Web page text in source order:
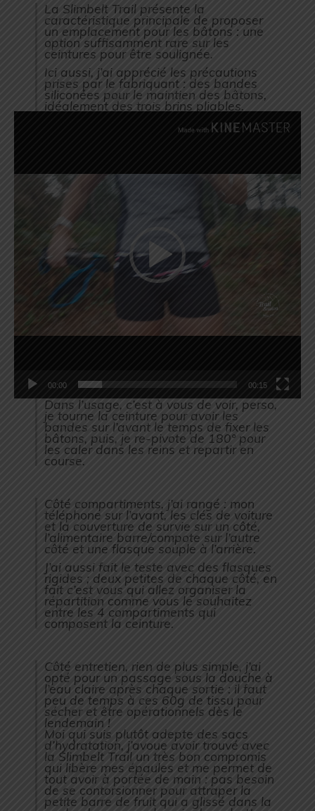
La Slimbelt Trail présente la
caractéristique principale de proposer
un emplacement pour les bâtons : une
option suffisamment rare sur les
ceintures pour être soulignée.
Ici aussi, j’ai apprécié les précautions
prises par le fabriquant : des bandes
siliconées pour le maintien des bâtons,
idéalement des trois brins pliables.
00:00 00:15
Dans l’usage, c’est à vous de voir, perso,
je tourne la ceinture pour avoir les
bandes sur l’avant le temps de fixer les
bâtons, puis, je re-pivote de 180° pour
les caler dans les reins et repartir en
course.
Côté compartiments, j’ai rangé : mon
téléphone sur l’avant, les clés de voiture
et la couverture de survie sur un côté,
l’alimentaire barre/compote sur l’autre
côté et une flasque souple à l’arrière.
J’ai aussi fait le teste avec des flasques
rigides ; deux petites de chaque côté, en
fait c’est vous qui allez organiser la
répartition comme vous le souhaitez
entre les 4 compartiments qui
composent la ceinture.
Côté entretien, rien de plus simple, j’ai
opté pour un passage sous la douche à
l’eau claire après chaque sortie : il faut
peu de temps à ces 60g de tissu pour
sécher et être opérationnels dès le
lendemain !
Moi qui suis plutôt adepte des sacs
d’hydratation, j’avoue avoir trouvé avec
la Slimbelt Trail un très bon compromis
qui libère mes épaules et me permet de
tout avoir à portée de main : pas besoin
de se contorsionner pour attraper la
petite barre de fruit qui a glissé dans la